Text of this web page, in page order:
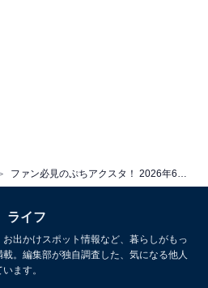
で実用的！ 2026年6月発売「ナルミ
ターズ スイングケース」全8種が見
最新ガチャ情報】
ライフ
出かけスポット情報など、暮らしがもっ
。編集部が独自調査した、気になる他人
ます。